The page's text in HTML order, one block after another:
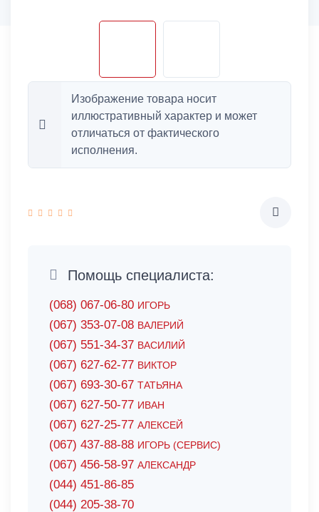
Изображение товара носит
иллюстративный характер и может
отличаться от фактического
исполнения.
Помощь специалиста:
(068) 067-06-80 ИГОРЬ
(067) 353-07-08 ВАЛЕРИЙ
(067) 551-34-37 ВАСИЛИЙ
(067) 627-62-77 ВИКТОР
(067) 693-30-67 ТАТЬЯНА
(067) 627-50-77 ИВАН
(067) 627-25-77 АЛЕКСЕЙ
(067) 437-88-88 ИГОРЬ (СЕРВИС)
(067) 456-58-97 АЛЕКСАНДР
(044) 451-86-85
(044) 205-38-70